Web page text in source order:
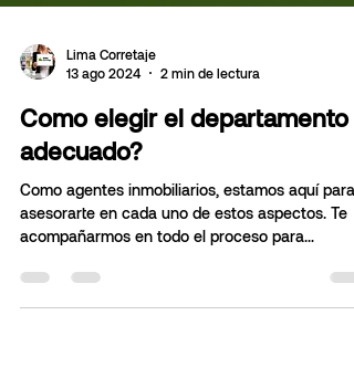
13 ago 2024
2 min de lectura
Como elegir el departamento
adecuado?
Como agentes inmobiliarios, estamos aquí para
asesorarte en cada uno de estos aspectos. Te
acompañarmos en todo el proceso para